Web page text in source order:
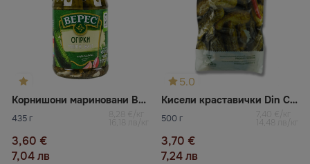
Корнишони мариновани Верес
435 г 8,28 €/кг
16,18 лв/кг
3,60 €
7,04 лв
5.0
Кисели краставички Din Camara
500 г 7,40 €/кг
14,48 лв/кг
3,70 €
7,24 лв